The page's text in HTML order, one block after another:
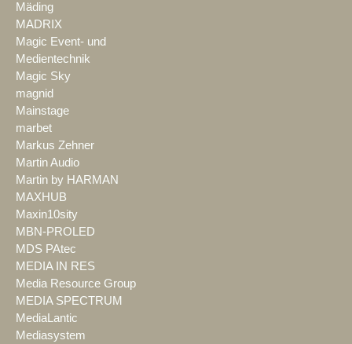
Mäding
MADRIX
Magic Event- und
Medientechnik
Magic Sky
magnid
Mainstage
marbet
Markus Zehner
Martin Audio
Martin by HARMAN
MAXHUB
Maxin10sity
MBN-PROLED
MDS PAtec
MEDIA IN RES
Media Resource Group
MEDIA SPECTRUM
MediaLantic
Mediasystem